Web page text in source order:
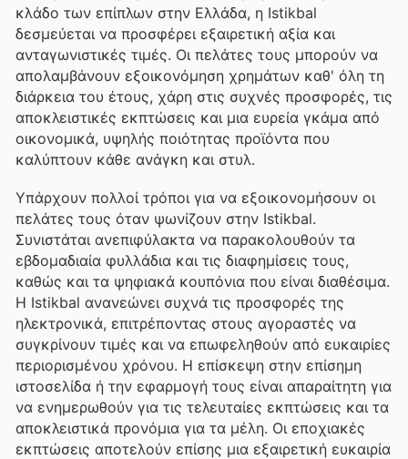
κλάδο των επίπλων στην Ελλάδα, η Istikbal
δεσμεύεται να προσφέρει εξαιρετική αξία και
ανταγωνιστικές τιμές. Οι πελάτες τους μπορούν να
απολαμβάνουν εξοικονόμηση χρημάτων καθ' όλη τη
διάρκεια του έτους, χάρη στις συχνές προσφορές, τις
αποκλειστικές εκπτώσεις και μια ευρεία γκάμα από
οικονομικά, υψηλής ποιότητας προϊόντα που
καλύπτουν κάθε ανάγκη και στυλ.
Υπάρχουν πολλοί τρόποι για να εξοικονομήσουν οι
πελάτες τους όταν ψωνίζουν στην Istikbal.
Συνιστάται ανεπιφύλακτα να παρακολουθούν τα
εβδομαδιαία φυλλάδια και τις διαφημίσεις τους,
καθώς και τα ψηφιακά κουπόνια που είναι διαθέσιμα.
Η Istikbal ανανεώνει συχνά τις προσφορές της
ηλεκτρονικά, επιτρέποντας στους αγοραστές να
συγκρίνουν τιμές και να επωφεληθούν από ευκαιρίες
περιορισμένου χρόνου. Η επίσκεψη στην επίσημη
ιστοσελίδα ή την εφαρμογή τους είναι απαραίτητη για
να ενημερωθούν για τις τελευταίες εκπτώσεις και τα
αποκλειστικά προνόμια για τα μέλη. Οι εποχιακές
εκπτώσεις αποτελούν επίσης μια εξαιρετική ευκαιρία